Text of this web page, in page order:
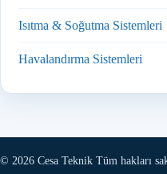
Isıtma & Soğutma Sistemleri
Havalandırma Sistemleri
© 2026 Cesa Teknik Tüm hakları